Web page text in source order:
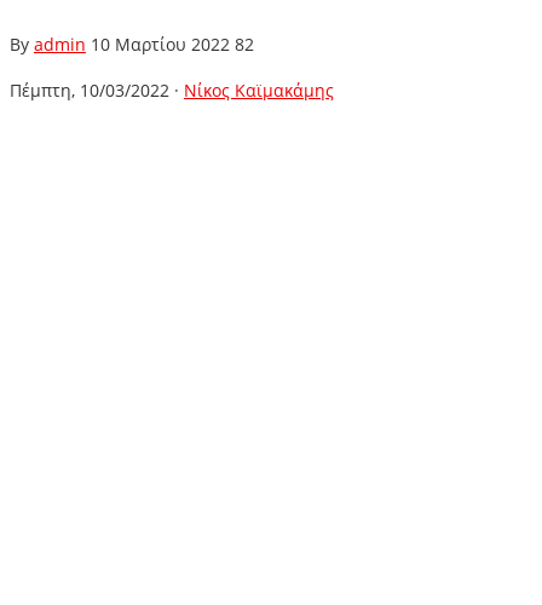
By admin 10 Μαρτίου 2022 82
Πέμπτη, 10/03/2022 · Νίκος Καϊμακάμης